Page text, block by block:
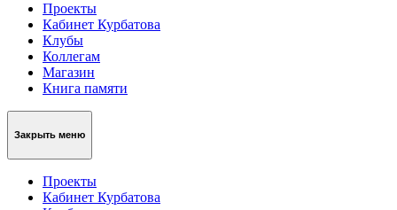
Проекты
Кабинет Курбатова
Клубы
Коллегам
Магазин
Книга памяти
Закрыть меню
Проекты
Кабинет Курбатова